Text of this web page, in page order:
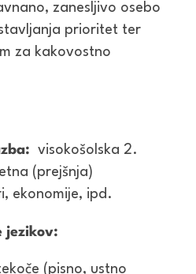
zanesljivo osebo
prioritet ter
za kakovostno
visokošolska 2.
(prejšnja)
ekonomije, ipd.
jezikov:
(pisno, ustno